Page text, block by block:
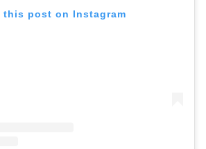
this post on Instagram